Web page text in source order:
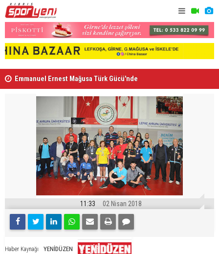
Emmanuel Ernest Mağusa Türk Gücü'nde
11:33 02 Nisan 2018
Haber Kaynağı YENİDÜZEN